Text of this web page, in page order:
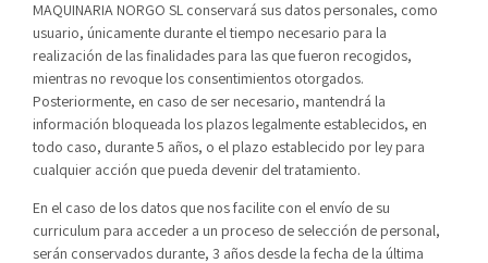
MAQUINARIA NORGO SL conservará sus datos personales, como
usuario, únicamente durante el tiempo necesario para la
realización de las finalidades para las que fueron recogidos,
mientras no revoque los consentimientos otorgados.
Posteriormente, en caso de ser necesario, mantendrá la
información bloqueada los plazos legalmente establecidos, en
todo caso, durante 5 años, o el plazo establecido por ley para
cualquier acción que pueda devenir del tratamiento.
En el caso de los datos que nos facilite con el envío de su
curriculum para acceder a un proceso de selección de personal,
serán conservados durante, 3 años desde la fecha de la última